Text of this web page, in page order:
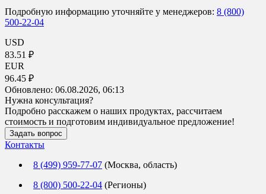
Подробную информацию уточняйте у менеджеров: 8 (800)
500-22-04
USD
83.51 ₽
EUR
96.45 ₽
Обновлено: 06.08.2026, 06:13
Нужна консультация?
Подробно расскажем о наших продуктах, рассчитаем
стоимость и подготовим индивидуальное предложение!
Задать вопрос
Контакты
8 (499) 959-77-07 (Москва, область)
8 (800) 500-22-04 (Регионы)